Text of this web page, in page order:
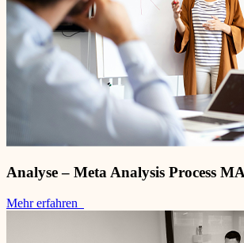
Analyse – Meta Analysis Process
Mehr erfahren